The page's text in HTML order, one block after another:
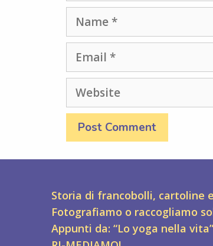
Website
Storia di francobolli, cartoline
Fotografiamo o raccogliamo
Appunti da: “Lo yoga nella